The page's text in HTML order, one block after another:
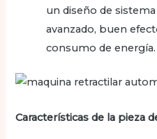
un diseño de
avanzado, buen
consumo de energía.
Características de la pieza